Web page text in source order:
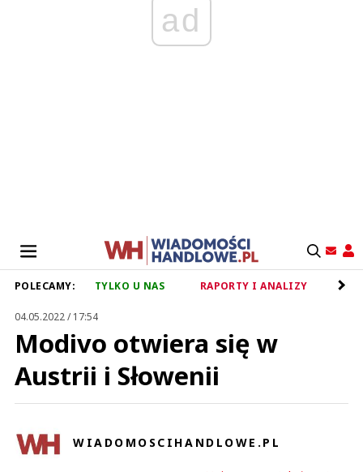
ad
POLECAMY: TYLKO U NAS RAPORTY I ANALIZY
04.05.2022 / 17:54
Modivo otwiera się w
Austrii i Słowenii
WIADOMOSCIHANDLOWE.PL